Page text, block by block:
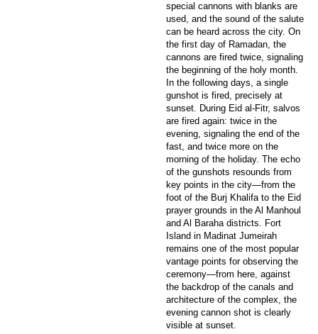
special cannons with blanks are
used, and the sound of the salute
can be heard across the city. On
the first day of Ramadan, the
cannons are fired twice, signaling
the beginning of the holy month.
In the following days, a single
gunshot is fired, precisely at
sunset. During Eid al-Fitr, salvos
are fired again: twice in the
evening, signaling the end of the
fast, and twice more on the
morning of the holiday. The echo
of the gunshots resounds from
key points in the city—from the
foot of the Burj Khalifa to the Eid
prayer grounds in the Al Manhoul
and Al Baraha districts. Fort
Island in Madinat Jumeirah
remains one of the most popular
vantage points for observing the
ceremony—from here, against
the backdrop of the canals and
architecture of the complex, the
evening cannon shot is clearly
visible at sunset.